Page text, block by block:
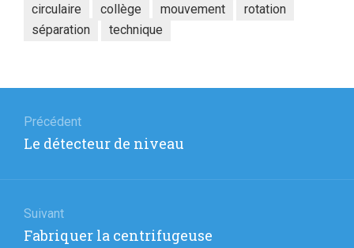
circulaire
collège mouvement
rotation
séparation
technique
de
l’article
Précédent
Article
Le détecteur de niveau
Suivant
Article
Fabriquer la centrifugeuse